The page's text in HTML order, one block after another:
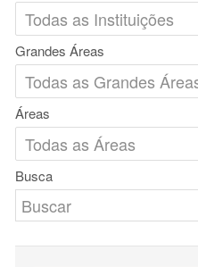
Grandes Áreas
Áreas
Busca